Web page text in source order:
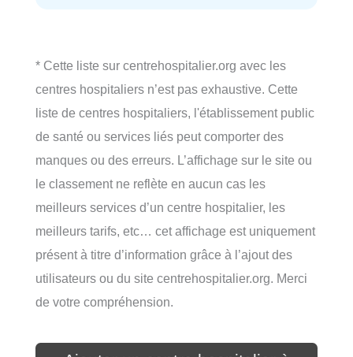
* Cette liste sur centrehospitalier.org avec les
centres hospitaliers n’est pas exhaustive. Cette
liste de centres hospitaliers, l'établissement public
de santé ou services liés peut comporter des
manques ou des erreurs. L’affichage sur le site ou
le classement ne reflète en aucun cas les
meilleurs services d’un centre hospitalier, les
meilleurs tarifs, etc… cet affichage est uniquement
présent à titre d’information grâce à l’ajout des
utilisateurs ou du site centrehospitalier.org. Merci
de votre compréhension.